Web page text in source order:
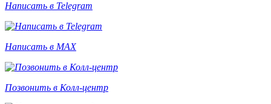
Написать в Telegram
Написать в MAX
Позвонить в Колл-центр